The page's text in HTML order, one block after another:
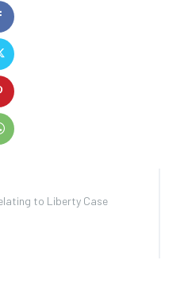
to Liberty Case